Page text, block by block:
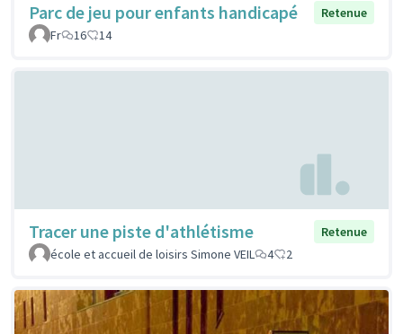
Parc de jeu pour enfants handicapé
Retenue
Fr
16 14
Tracer une piste d'athlétisme
Retenue
école et accueil de loisirs Simone VEIL
4 2